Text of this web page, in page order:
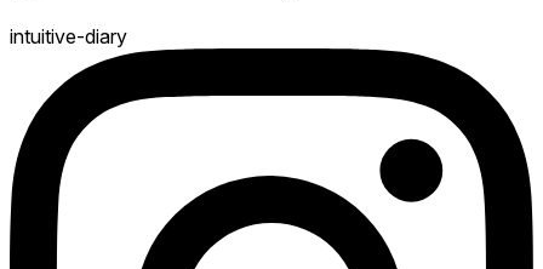
intuitive-diary